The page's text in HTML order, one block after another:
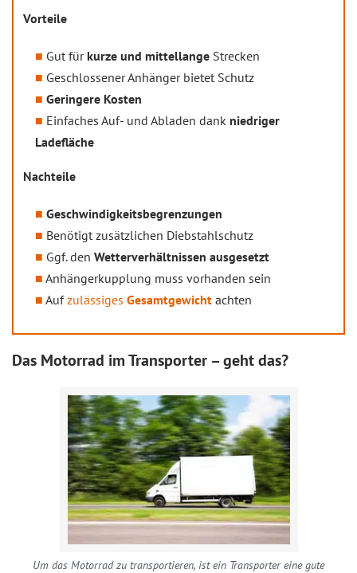
Vorteile
Gut für kurze und mittellange Strecken
Geschlossener Anhänger bietet Schutz
Geringere Kosten
Einfaches Auf- und Abladen dank niedriger
Ladefläche
Nachteile
Geschwindigkeitsbegrenzungen
Benötigt zusätzlichen Diebstahlschutz
Ggf. den Wetterverhältnissen ausgesetzt
Anhängerkupplung muss vorhanden sein
Aufzulässiges Gesamtgewicht achten
Das Motorrad im Transporter – geht das?
Um das Motorrad zu transportieren, ist ein Transporter eine gute